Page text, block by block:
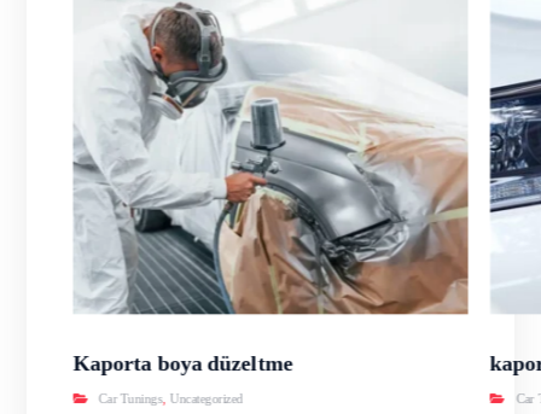
Kaporta boya düzeltme
Car Tunings Uncategorized Car